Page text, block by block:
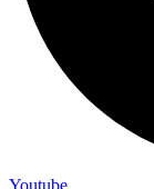
Youtube